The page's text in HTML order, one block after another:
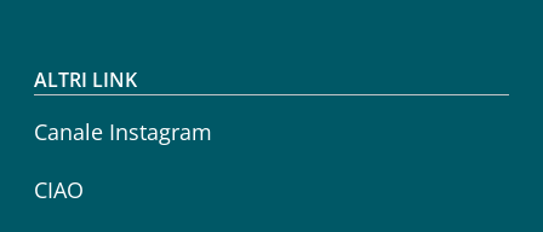
ALTRI LINK
Canale Instagram
CIAO